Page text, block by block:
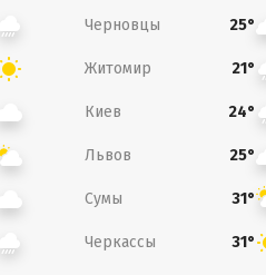
Черновцы 25°
Житомир 21°
Киев 24°
Львов 25°
Сумы 31°
Черкассы 31°